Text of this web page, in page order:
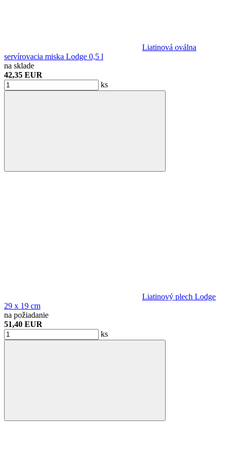
Liatinová oválna
servírovacia miska Lodge 0,5 l
na sklade
42,35 EUR
ks
Liatinový plech Lodge
29 x 19 cm
na požiadanie
51,40 EUR
ks